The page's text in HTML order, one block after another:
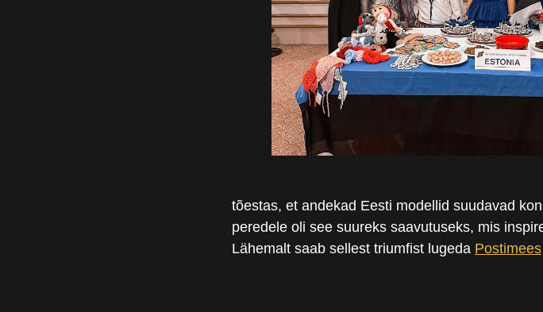
tõestas, et andekad Eesti modellid suudavad
peredele oli see suureks saavutuseks, mis
Lähemalt saab sellest triumfist lugeda Postimees